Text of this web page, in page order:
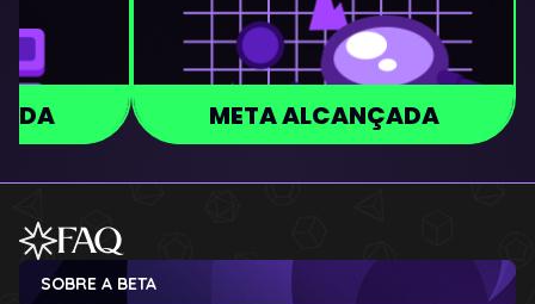
META ALCANÇADA
FAQ
SOBRE A BETA